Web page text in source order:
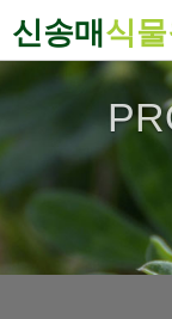
신송매 식물